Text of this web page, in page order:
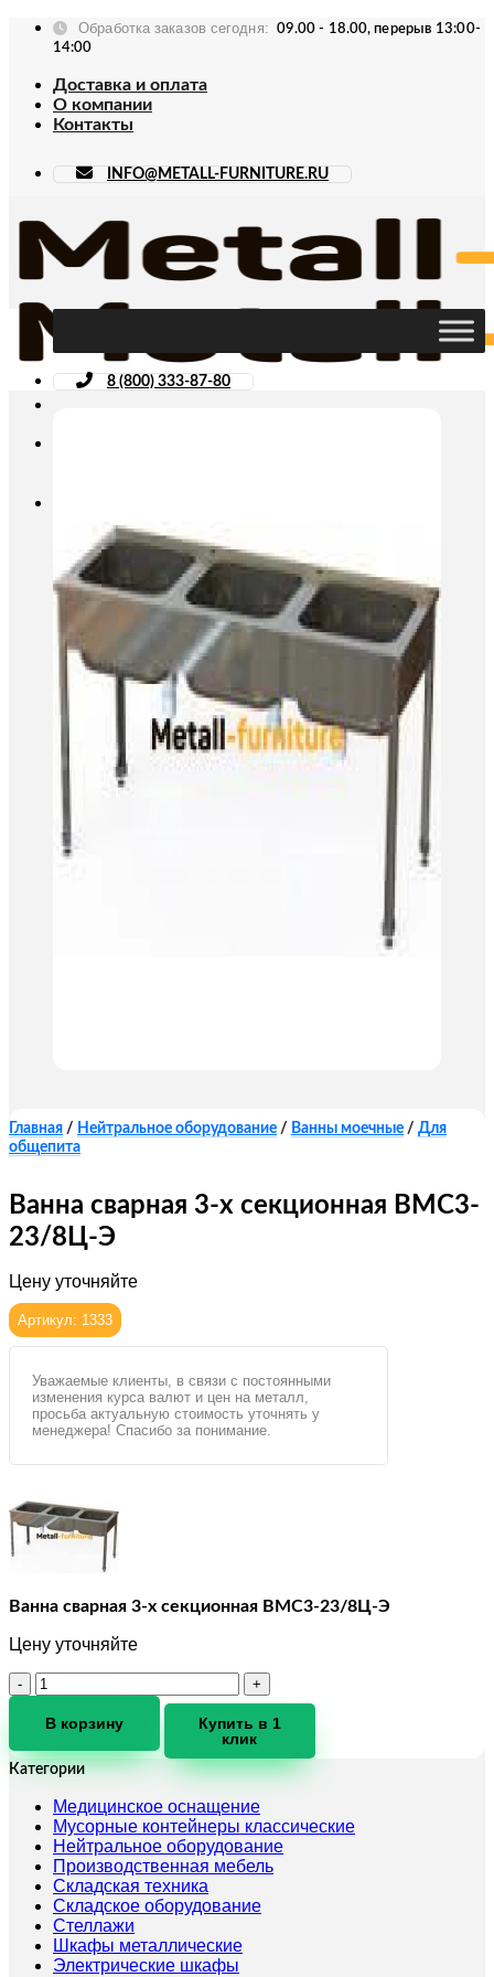
Skip
Обработка заказов сегодня:
09.00 - 18.00, перерыв 13:00-
14:00
Доставка и оплата
О компании
Контакты
INFO@METALL-FURNITURE.RU
8 (800) 333-87-80
Главная / Нейтральное оборудование / Ванны моечные / Для
общепита
Ванна сварная 3-х секционная ВМС3-
23/8Ц-Э
Цену уточняйте
Артикул: 1333
Уважаемые клиенты, в связи с постоянными
изменения курса валют и цен на металл,
просьба актуальную стоимость уточнять у
менеджера! Спасибо за понимание.
Ванна сварная 3-х секционная ВМС3-23/8Ц-Э
Цену уточняйте
Количество
товара
Ванна
3-
х
секционная
ВМС3-
23/8Ц-
В корзину
Купить в 1
клик
Категории
Медицинское оснащение
Мусорные контейнеры классические
Нейтральное оборудование
Производственная мебель
Складская техника
Складское оборудование
Стеллажи
Шкафы металлические
Электрические шкафы